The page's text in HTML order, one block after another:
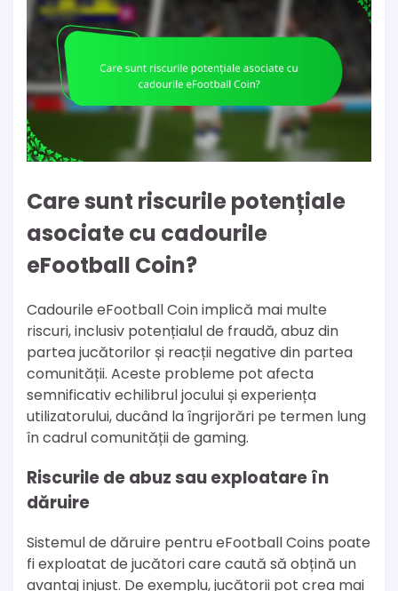
Care sunt riscurile potențiale
asociate cu cadourile
eFootball Coin?
Cadourile eFootball Coin implică mai multe
riscuri, inclusiv potențialul de fraudă, abuz din
partea jucătorilor și reacții negative din partea
comunității. Aceste probleme pot afecta
semnificativ echilibrul jocului și experiența
utilizatorului, ducând la îngrijorări pe termen lung
în cadrul comunității de gaming.
Riscurile de abuz sau exploatare în
dăruire
Sistemul de dăruire pentru eFootball Coins poate
fi exploatat de jucători care caută să obțină un
avantaj injust. De exemplu, jucătorii pot crea mai